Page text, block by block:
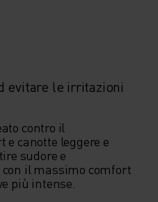
evitare le irritazioni
contro il
canotte leggere e
sudore e
il massimo comfort
più intense.